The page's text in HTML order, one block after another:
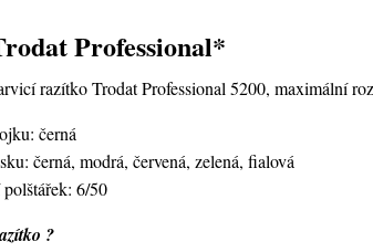
Professional*
razítko Trodat Professional 5200, maximální
černá
černá, modrá, červená, zelená, fialová
6/50
?